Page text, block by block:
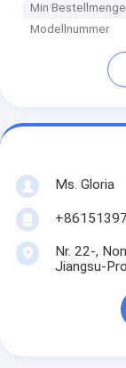
Min Bestellmenge
Modellnummer
Ms. Gloria
Nr. 22-,
Jiangsu-